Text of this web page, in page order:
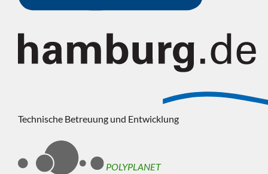
Technische Betreuung und Entwicklung
POLYPLANET